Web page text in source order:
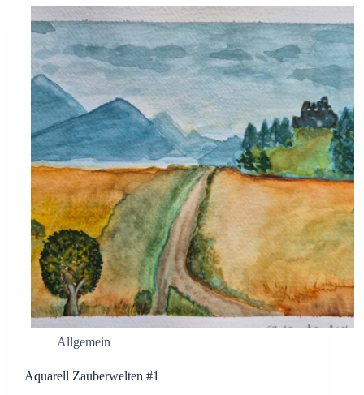
Allgemein
Aquarell Zauberwelten #1